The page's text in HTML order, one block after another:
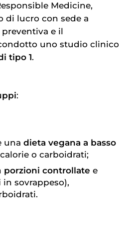
Medicine,
di lucro con sede a
e il
uno studio clinico
tipo 1.
:
una dieta vegana a basso
o carboidrati;
porzioni controllate e
sovrappeso),